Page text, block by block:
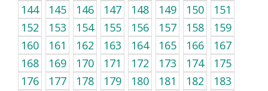
144
145 146 147 148 149 150
151
152
153 154 155 156 157 158
159
160
161 162 163 164 165 166
167
168
169 170 171 172 173 174
175
176
177 178 179 180 181 182
183